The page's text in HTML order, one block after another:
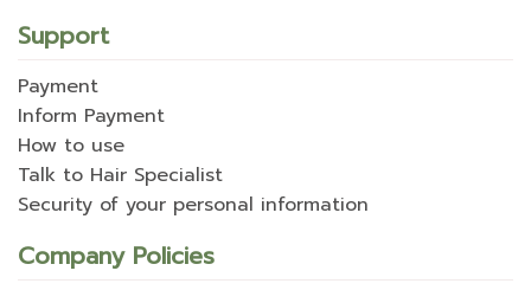
Support
Payment
Inform Payment
How to use
Talk to Hair Specialist
Security of your personal information
Company Policies